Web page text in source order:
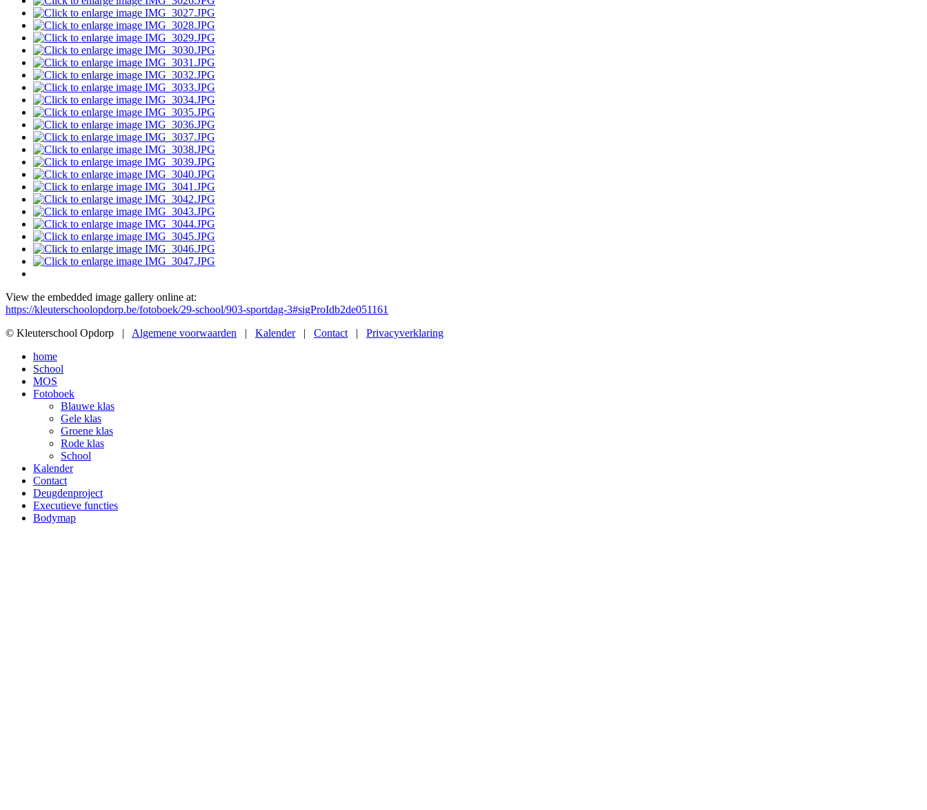
View the embedded image gallery online at:
https://kleuterschoolopdorp.be/fotoboek/29-school/903-sportdag-3#sigProIdb2de051161
© Kleuterschool Opdorp | Algemene voorwaarden | Kalender| Contact | Privacyverklaring
home
School
MOS
Fotoboek
Blauwe klas
Gele klas
Groene klas
Rode klas
School
Kalender
Contact
Deugdenproject
Executieve functies
Bodymap